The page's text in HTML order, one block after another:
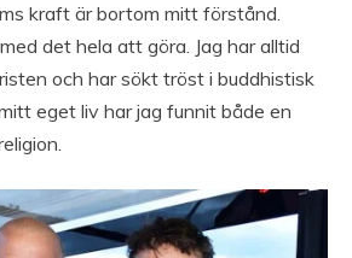
kraft är bortom mitt förstånd.
det hela att göra. Jag har alltid
och har sökt tröst i buddhistisk
eget liv har jag funnit både en